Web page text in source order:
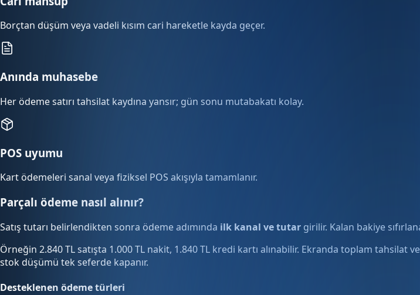
Borçtan düşüm veya vadeli kısım cari hareketle kayda geçer.
Anında muhasebe
Her ödeme satırı tahsilat kaydına yansır; gün sonu mutabakatı kolay.
POS uyumu
Kart ödemeleri sanal veya fiziksel POS akışıyla tamamlanır.
Parçalı ödeme nasıl alınır?
Satış tutarı belirlendikten sonra ödeme adımında ilk kanal ve tutar girilir. Kalan bakiye
Örneğin 2.840 TL satışta 1.000 TL nakit, 1.840 TL kredi kartı alınabilir. Ekranda toplam tahsilat
stok düşümü tek seferde kapanır.
Desteklenen ödeme türleri